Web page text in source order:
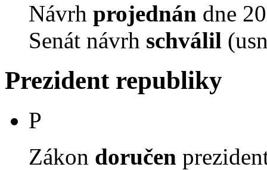
Návrh projednán dne
Senát návrh schválil
Prezident republiky
P
Zákon doručen